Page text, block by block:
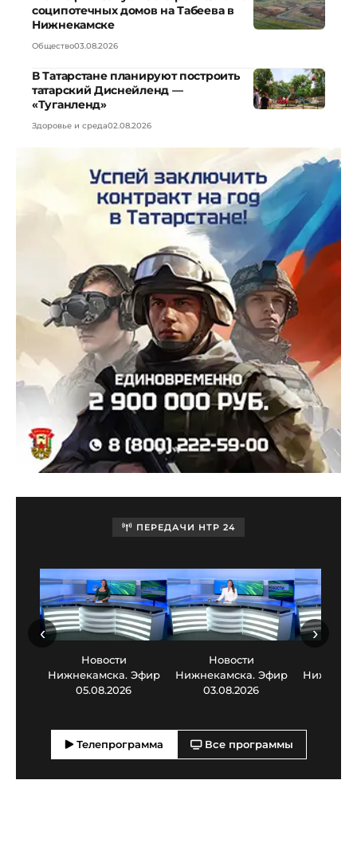
соципотечных домов на Табеева в
Нижнекамске
Общество03.08.2026
В Татарстане планируют построить
татарский Диснейленд —
«Туганленд»
Здоровье и среда02.08.2026
ПЕРЕДАЧИ НТР 24
Новости
Нижнекамска. Эфир
05.08.2026
Новости
Нижнекамска. Эфир
03.08.2026
‹ ›
Телепрограмма Все программы